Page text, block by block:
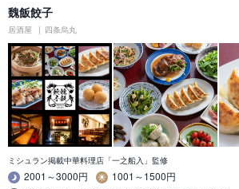
魏飯餃子
居酒屋 四条烏丸
ミシュラン掲載中華料理店「一之船入」監修
2001～3000円
1001～1500円